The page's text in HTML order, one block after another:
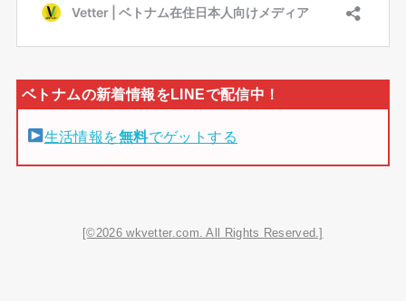
生活情報を無料でゲットする
[©2026 wkvetter.com. All Rights Reserved.]